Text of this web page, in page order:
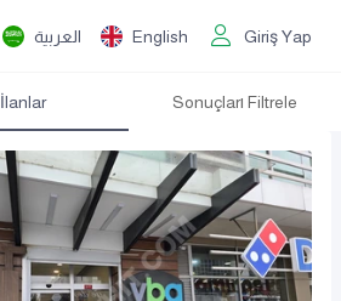
العربية English Giriş Yap
İlanlar Sonuçları Filtrele